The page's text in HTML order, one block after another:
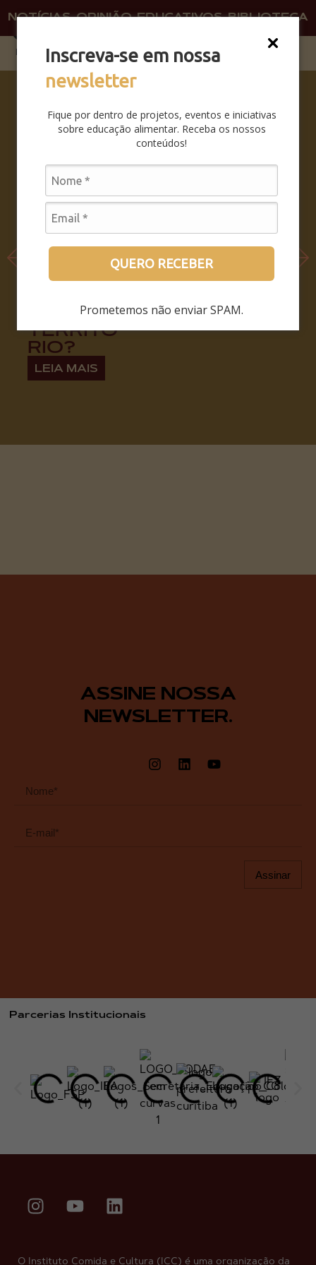
Inscreva-se em nossa
newsletter
Fique por dentro de projetos, eventos e iniciativas
sobre educação alimentar. Receba os nossos
conteúdos!
QUERO RECEBER
Prometemos não enviar SPAM.
NOTÍCIAS OPINIÃO EDUCATIVOS BIBLIOTECA
COMO
SER E
NÃO SER
PERMANE
CER
SENDO,
QUANDO
O MUNDO
INTEIRO
PASSA A
HABITAR
DO SEU
TERRITÓ
RIO?
LEIA MAIS
ASSINE NOSSA
NEWSLETTER.
Assinar
Parcerias Institucionais
O Instituto Comida e Cultura (ICC) é uma organização da